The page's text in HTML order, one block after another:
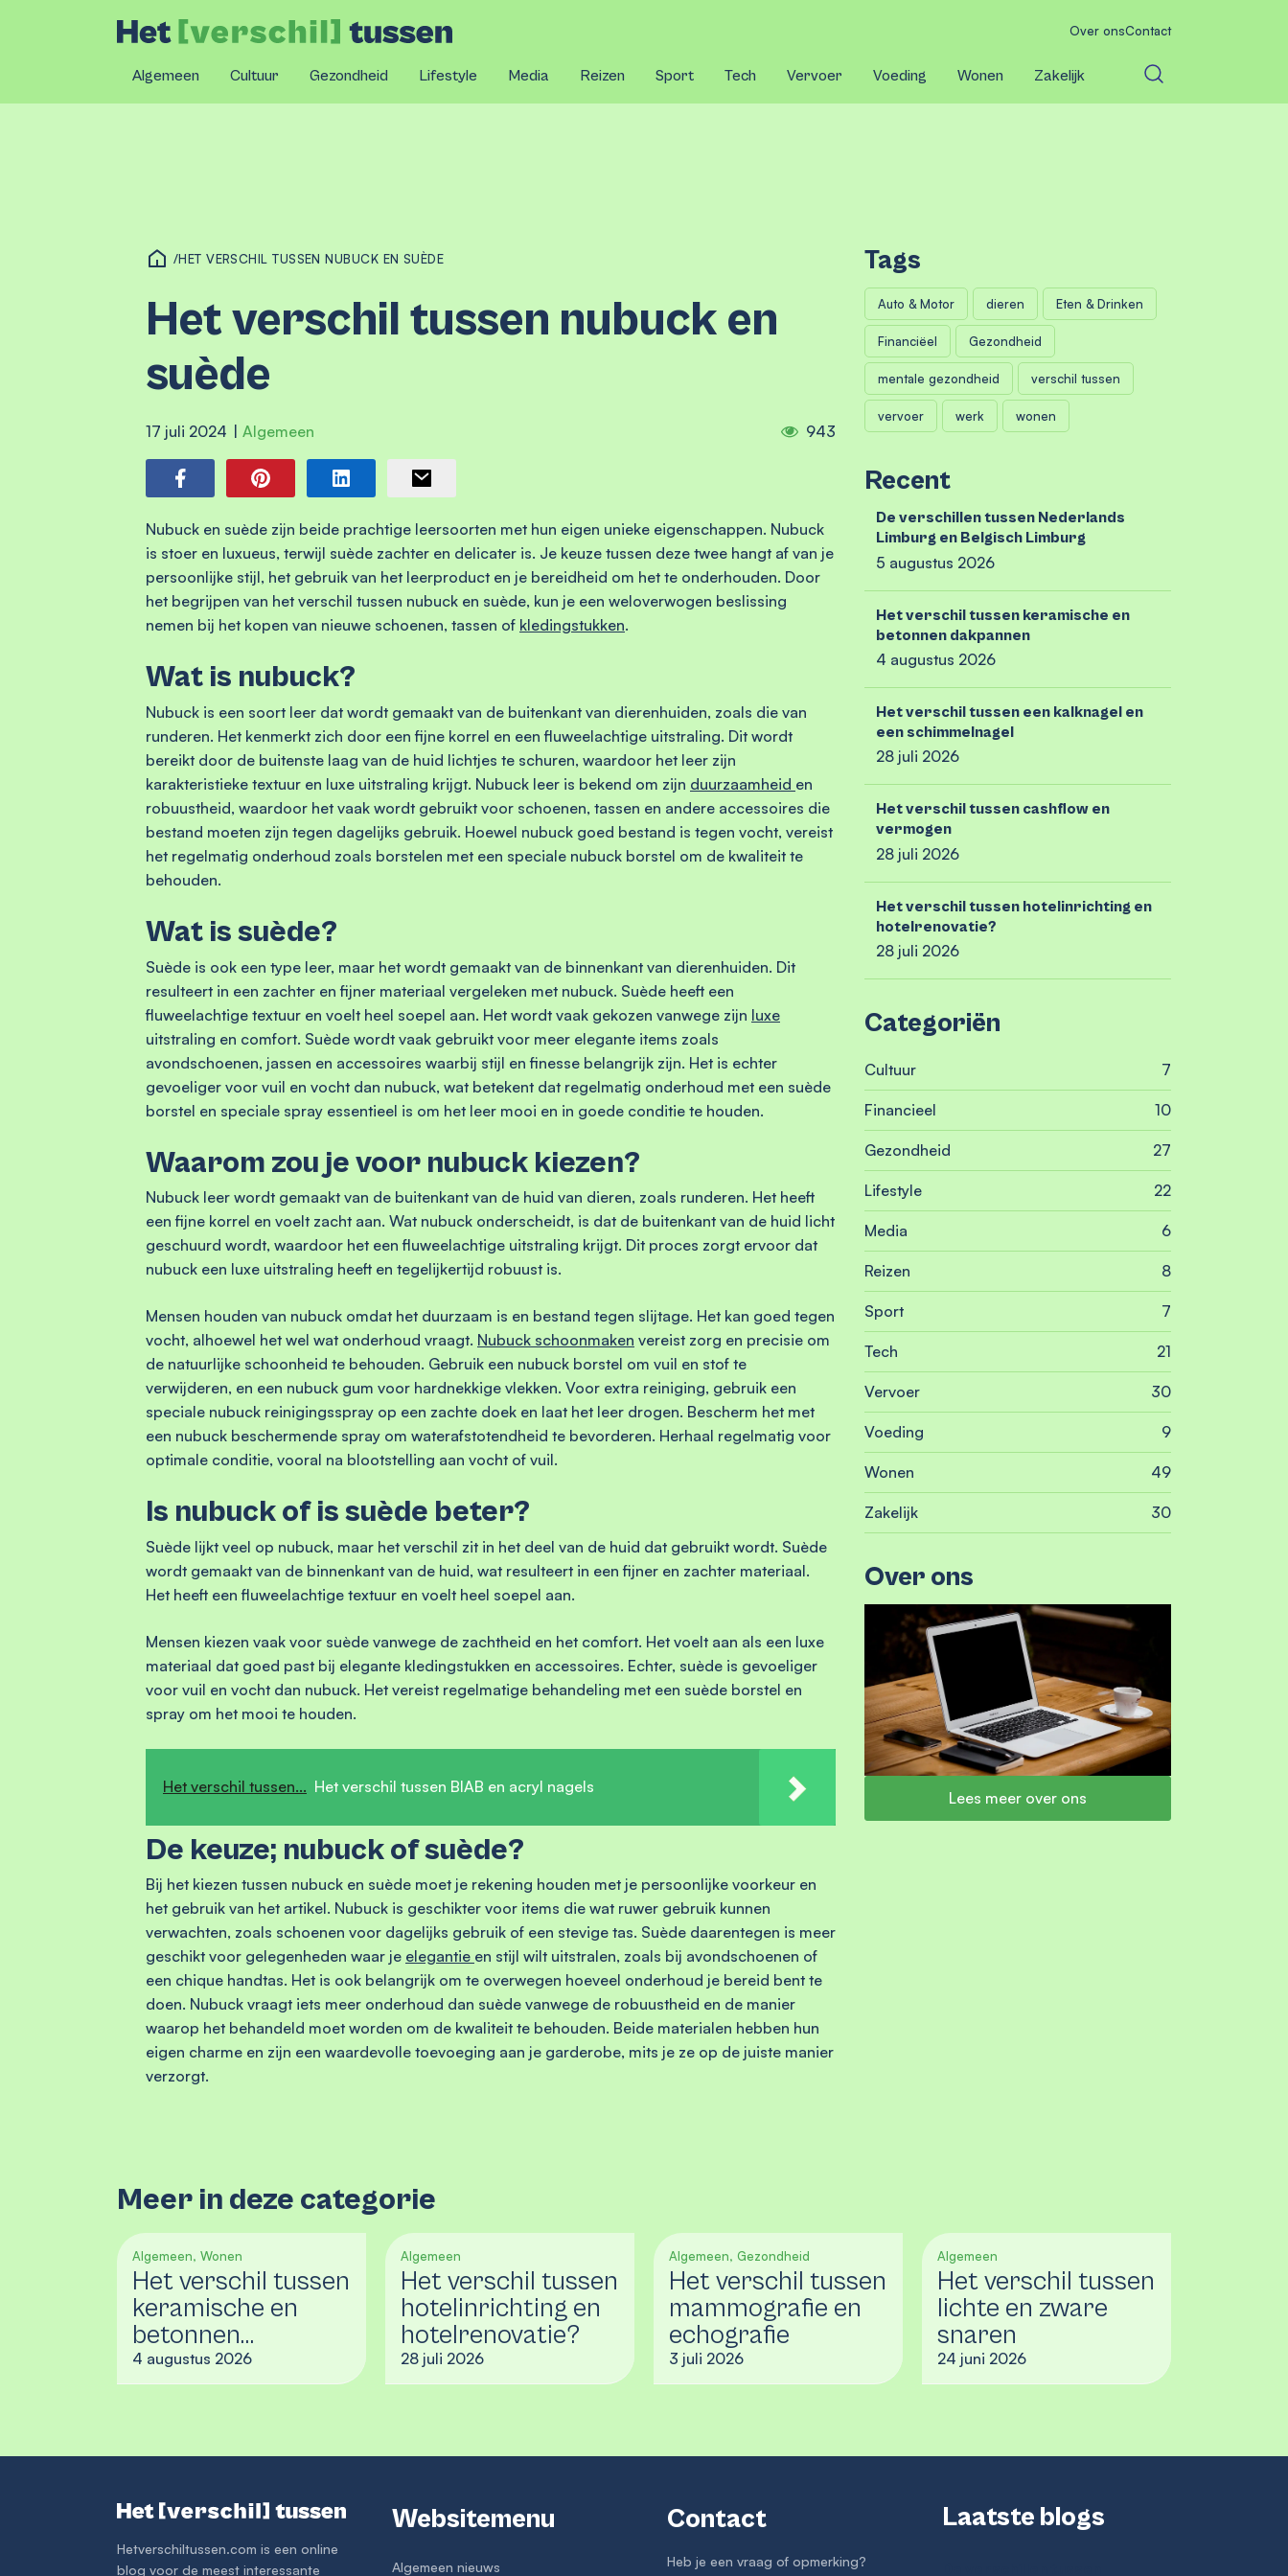
Over onsContact
Algemeen Cultuur Gezondheid Lifestyle Media Reizen Sport Tech Vervoer Voeding Wonen Zakelijk
/HET VERSCHIL TUSSEN NUBUCK EN SUÈDE
Het verschil tussen nubuck en
suède
17 juli 2024 | Algemeen 943
Nubuck en suède zijn beide prachtige leersoorten met hun eigen unieke eigenschappen. Nubuck
is stoer en luxueus, terwijl suède zachter en delicater is. Je keuze tussen deze twee hangt af van je
persoonlijke stijl, het gebruik van het leerproduct en je bereidheid om het te onderhouden. Door
het begrijpen van het verschil tussen nubuck en suède, kun je een weloverwogen beslissing
nemen bij het kopen van nieuwe schoenen, tassen of kledingstukken.
Wat is nubuck?
Nubuck is een soort leer dat wordt gemaakt van de buitenkant van dierenhuiden, zoals die van
runderen. Het kenmerkt zich door een fijne korrel en een fluweelachtige uitstraling. Dit wordt
bereikt door de buitenste laag van de huid lichtjes te schuren, waardoor het leer zijn
karakteristieke textuur en luxe uitstraling krijgt. Nubuck leer is bekend om zijn duurzaamheid en
robuustheid, waardoor het vaak wordt gebruikt voor schoenen, tassen en andere accessoires die
bestand moeten zijn tegen dagelijks gebruik. Hoewel nubuck goed bestand is tegen vocht, vereist
het regelmatig onderhoud zoals borstelen met een speciale nubuck borstel om de kwaliteit te
behouden.
Wat is suède?
Suède is ook een type leer, maar het wordt gemaakt van de binnenkant van dierenhuiden. Dit
resulteert in een zachter en fijner materiaal vergeleken met nubuck. Suède heeft een
fluweelachtige textuur en voelt heel soepel aan. Het wordt vaak gekozen vanwege zijn luxe
uitstraling en comfort. Suède wordt vaak gebruikt voor meer elegante items zoals
avondschoenen, jassen en accessoires waarbij stijl en finesse belangrijk zijn. Het is echter
gevoeliger voor vuil en vocht dan nubuck, wat betekent dat regelmatig onderhoud met een suède
borstel en speciale spray essentieel is om het leer mooi en in goede conditie te houden.
Waarom zou je voor nubuck kiezen?
Nubuck leer wordt gemaakt van de buitenkant van de huid van dieren, zoals runderen. Het heeft
een fijne korrel en voelt zacht aan. Wat nubuck onderscheidt, is dat de buitenkant van de huid licht
geschuurd wordt, waardoor het een fluweelachtige uitstraling krijgt. Dit proces zorgt ervoor dat
nubuck een luxe uitstraling heeft en tegelijkertijd robuust is.
Mensen houden van nubuck omdat het duurzaam is en bestand tegen slijtage. Het kan goed tegen
vocht, alhoewel het wel wat onderhoud vraagt. Nubuck schoonmaken vereist zorg en precisie om
de natuurlijke schoonheid te behouden. Gebruik een nubuck borstel om vuil en stof te
verwijderen, en een nubuck gum voor hardnekkige vlekken. Voor extra reiniging, gebruik een
speciale nubuck reinigingsspray op een zachte doek en laat het leer drogen. Bescherm het met
een nubuck beschermende spray om waterafstotendheid te bevorderen. Herhaal regelmatig voor
optimale conditie, vooral na blootstelling aan vocht of vuil.
Is nubuck of is suède beter?
Suède lijkt veel op nubuck, maar het verschil zit in het deel van de huid dat gebruikt wordt. Suède
wordt gemaakt van de binnenkant van de huid, wat resulteert in een fijner en zachter materiaal.
Het heeft een fluweelachtige textuur en voelt heel soepel aan.
Mensen kiezen vaak voor suède vanwege de zachtheid en het comfort. Het voelt aan als een luxe
materiaal dat goed past bij elegante kledingstukken en accessoires. Echter, suède is gevoeliger
voor vuil en vocht dan nubuck. Het vereist regelmatige behandeling met een suède borstel en
spray om het mooi te houden.
Het verschil tussen... Het verschil tussen BIAB en acryl nagels
De keuze; nubuck of suède?
Bij het kiezen tussen nubuck en suède moet je rekening houden met je persoonlijke voorkeur en
het gebruik van het artikel. Nubuck is geschikter voor items die wat ruwer gebruik kunnen
verwachten, zoals schoenen voor dagelijks gebruik of een stevige tas. Suède daarentegen is meer
geschikt voor gelegenheden waar je elegantie en stijl wilt uitstralen, zoals bij avondschoenen of
een chique handtas. Het is ook belangrijk om te overwegen hoeveel onderhoud je bereid bent te
doen. Nubuck vraagt iets meer onderhoud dan suède vanwege de robuustheid en de manier
waarop het behandeld moet worden om de kwaliteit te behouden. Beide materialen hebben hun
eigen charme en zijn een waardevolle toevoeging aan je garderobe, mits je ze op de juiste manier
verzorgt.
Tags
Auto & Motor dieren Eten & Drinken
Financiëel Gezondheid
mentale gezondheid verschil tussen
vervoer werk wonen
Recent
De verschillen tussen Nederlands
Limburg en Belgisch Limburg
5 augustus 2026
Het verschil tussen keramische en
betonnen dakpannen
4 augustus 2026
Het verschil tussen een kalknagel en
een schimmelnagel
28 juli 2026
Het verschil tussen cashflow en
vermogen
28 juli 2026
Het verschil tussen hotelinrichting en
hotelrenovatie?
28 juli 2026
Categoriën
Cultuur 7
Financieel 10
Gezondheid 27
Lifestyle 22
Media 6
Reizen 8
Sport 7
Tech 21
Vervoer 30
Voeding 9
Wonen 49
Zakelijk 30
Over ons
Lees meer over ons
Meer in deze categorie
Algemeen, Wonen
Het verschil tussen
keramische en
betonnen
dakpannen
4 augustus 2026
Algemeen
Het verschil tussen
hotelinrichting en
hotelrenovatie?
28 juli 2026
Algemeen, Gezondheid
Het verschil tussen
mammografie en
echografie
3 juli 2026
Algemeen
Het verschil tussen
lichte en zware
snaren
24 juni 2026
Hetverschiltussen.com is een online
blog voor de meest interessante
Websitemenu
Algemeen nieuws
Contact
Heb je een vraag of opmerking?
Laatste blogs